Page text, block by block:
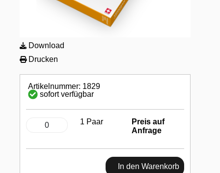
Download
Drucken
Artikelnummer: 1829
sofort verfügbar
1 Paar
Preis auf
Anfrage
In den Warenkorb